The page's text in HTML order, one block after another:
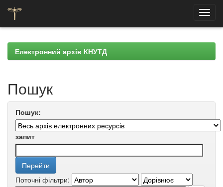
navigationЕлектронний архів КНУТД
Пошук
Пошук:
запит
Поточні фільтри: